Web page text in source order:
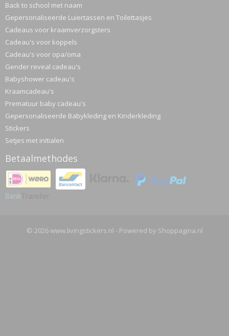
Back to school met naam
Gepersonaliseerde Luiertassen en Toilettasjes
Cadeaus voor kraamverzorgsters
Cadeau's voor koppels
Cadeau's voor opa/oma
Gender reveal cadeau's
Babyshower cadeau's
Kraamcadeau's
Prematuur baby cadeau's
Gepersonaliseerde Babykleding en Kinderkleding
Stickers
Setjes met initialen
Betaalmethodes
© 2026 www.livingstickers.nl - Powered by Shoppagina.nl